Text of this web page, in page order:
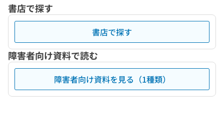
書店で探す
書店で探す
障害者向け資料で読む
障害者向け資料を見る（1種類）